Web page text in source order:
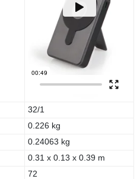
32/1
0.226 kg
0.24063 kg
0.31 x 0.13 x 0.39 m
72